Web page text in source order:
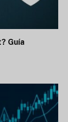
Guía